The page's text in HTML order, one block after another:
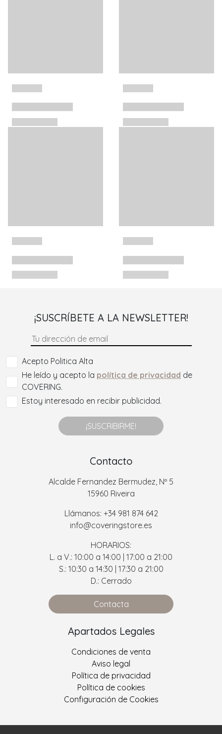
¡SUSCRÍBETE A LA NEWSLETTER!
Acepto Politica Alta
He leído y acepto la política de privacidad de
COVERING.
Estoy interesado en recibir publicidad.
¡SUSCRIBIRME!
Contacto
Alcalde Fernandez Bermudez, Nº 5
15960 Riveira
Llámanos: +34 981 874 642
info@coveringstore.es
HORARIOS:
L. a V.: 10:00 a 14:00 | 17:00 a 21:00
S.: 10:30 a 14:30 | 17:30 a 21:00
D.: Cerrado
Contacta
Apartados Legales
Condiciones de venta
Aviso legal
Política de privacidad
Política de cookies
Configuración de Cookies